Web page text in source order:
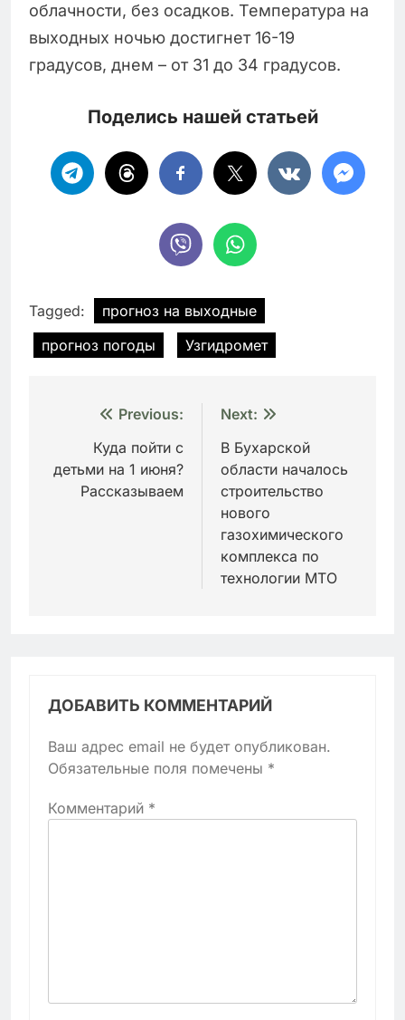
облачности, без осадков. Температура на
выходных ночью достигнет 16-19
градусов, днем – от 31 до 34 градусов.
Поделись нашей статьей
Tagged:
прогноз на выходные
прогноз погоды
Узгидромет
Навигация
записям
Previous:
Куда пойти с
детьми на 1 июня?
Рассказываем
Next:
В Бухарской
области началось
строительство
нового
газохимического
комплекса по
технологии МТО
ДОБАВИТЬ КОММЕНТАРИЙ
Ваш адрес email не будет опубликован.
Обязательные поля помечены *
Комментарий *